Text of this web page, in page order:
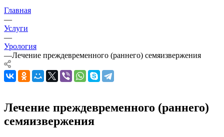
Главная
—
Услуги
—
Урология
—Лечение преждевременного (раннего) семяизвержения
Лечение преждевременного (раннего)
семяизвержения